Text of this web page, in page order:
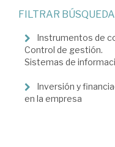
>
de
Empresas
FILTRAR
Instrumentos de
Control de gestión.
Sistemas de
Inversión y
en la empresa